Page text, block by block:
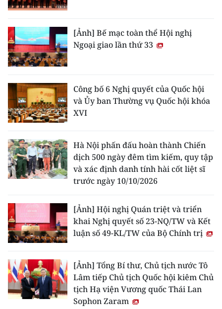
[Ảnh] Bế mạc toàn thể Hội nghị
Ngoại giao lần thứ 33
Công bố 6 Nghị quyết của Quốc hội
và Ủy ban Thường vụ Quốc hội khóa
XVI
Hà Nội phấn đấu hoàn thành Chiến
dịch 500 ngày đêm tìm kiếm, quy tập
và xác định danh tính hài cốt liệt sĩ
trước ngày 10/10/2026
[Ảnh] Hội nghị Quán triệt và triển
khai Nghị quyết số 23-NQ/TW và Kết
luận số 49-KL/TW của Bộ Chính trị
[Ảnh] Tổng Bí thư, Chủ tịch nước Tô
Lâm tiếp Chủ tịch Quốc hội kiêm Chủ
tịch Hạ viện Vương quốc Thái Lan
Sophon Zaram